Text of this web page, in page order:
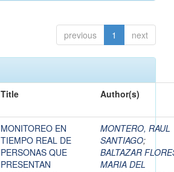
previous 1 next
Title Author(s)
MONITOREO EN
TIEMPO REAL DE
PERSONAS QUE
PRESENTAN
MONTERO, RAUL
SANTIAGO;
BALTAZAR
MARIA DEL